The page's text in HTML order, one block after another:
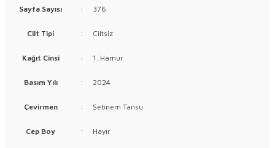
Sayfa Sayısı : 376
Cilt Tipi : Ciltsiz
Kağıt Cinsi : 1. Hamur
Basım Yılı : 2024
Çevirmen : Şebnem Tansu
Cep Boy : Hayır